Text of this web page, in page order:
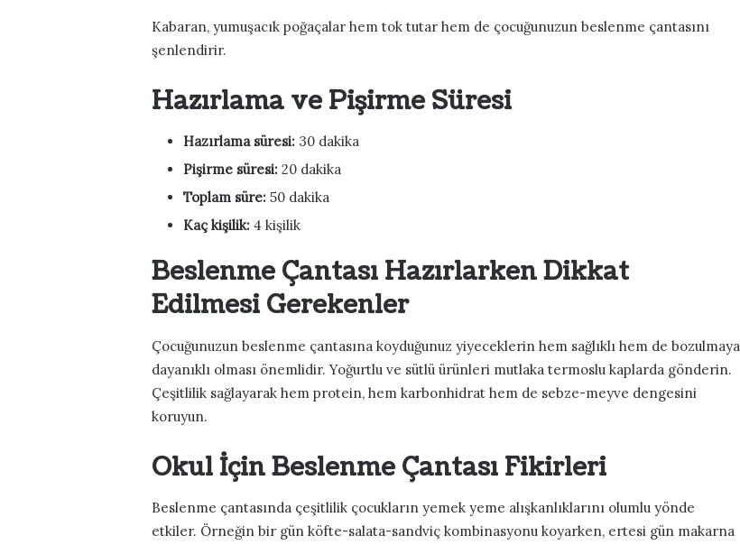
Kabaran, yumuşacık poğaçalar hem tok tutar hem de çocuğunuzun beslenme çantasını
şenlendirir.
Hazırlama ve Pişirme Süresi
Hazırlama süresi: 30 dakika
Pişirme süresi: 20 dakika
Toplam süre: 50 dakika
Kaç kişilik: 4 kişilik
Beslenme Çantası Hazırlarken Dikkat
Edilmesi Gerekenler
Çocuğunuzun beslenme çantasına koyduğunuz yiyeceklerin hem sağlıklı hem de bozulmaya
dayanıklı olması önemlidir. Yoğurtlu ve sütlü ürünleri mutlaka termoslu kaplarda gönderin.
Çeşitlilik sağlayarak hem protein, hem karbonhidrat hem de sebze-meyve dengesini
koruyun.
Okul İçin Beslenme Çantası Fikirleri
Beslenme çantasında çeşitlilik çocukların yemek yeme alışkanlıklarını olumlu yönde
etkiler. Örneğin bir gün köfte-salata-sandviç kombinasyonu koyarken, ertesi gün makarna